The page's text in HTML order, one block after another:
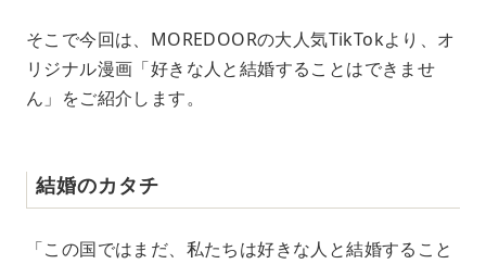
そこで今回は、MOREDOORの大人気TikTokより、オ
リジナル漫画「好きな人と結婚することはできませ
ん」をご紹介します。
結婚のカタチ
「この国ではまだ、私たちは好きな人と結婚すること